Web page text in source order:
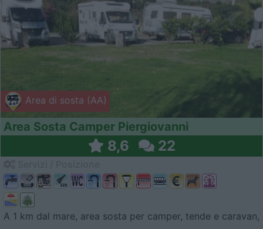
Area di sosta (AA)
Area Sosta Camper Piergiovanni
8,6 22
A 1 km dal mare, area sosta per camper, tende e caravan,